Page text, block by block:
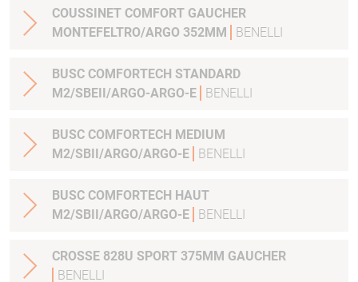
COUSSINET COMFORT GAUCHER
MONTEFELTRO/ARGO 352MM
BENELLI
BUSC COMFORTECH STANDARD
M2/SBEII/ARGO-ARGO-E
BENELLI
BUSC COMFORTECH MEDIUM
M2/SBII/ARGO/ARGO-E
BENELLI
BUSC COMFORTECH HAUT
M2/SBII/ARGO/ARGO-E
BENELLI
CROSSE 828U SPORT 375MM GAUCHER
BENELLI